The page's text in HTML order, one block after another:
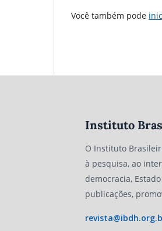
Você também pode
Instituto
O Instituto
à pesquisa, ao
democracia,
publicações,